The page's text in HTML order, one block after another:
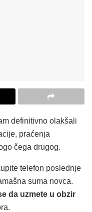
definitivno olakšali
praćenja
čega drugog.
telefon poslednje
suma novca.
da uzmete u obzir